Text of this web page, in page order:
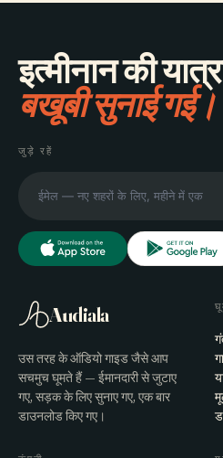
इत्मीनान की
बखूबी सुनाई गई।
जुड़े रहें
Audiala
उस तरह के ऑडियो गाइड जैसे आप
सचमुच घूमते हैं — ईमानदारी से जुटाए
गए, सड़क के लिए सुनाए गए, एक बार
डाउनलोड किए गए।